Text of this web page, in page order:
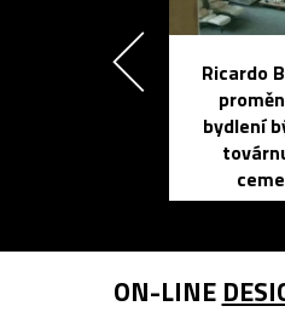
Ricardo
bydlení
ON-LINE